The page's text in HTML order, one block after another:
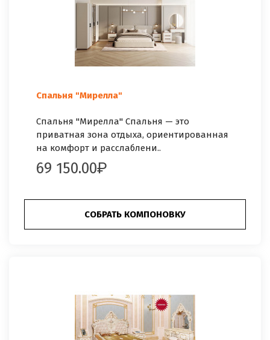
Спальня "Мирелла"
Спальня "Мирелла" Спальня — это
приватная зона отдыха, ориентированная
на комфорт и расслаблени..
69 150.00
СОБРАТЬ КОМПОНОВКУ